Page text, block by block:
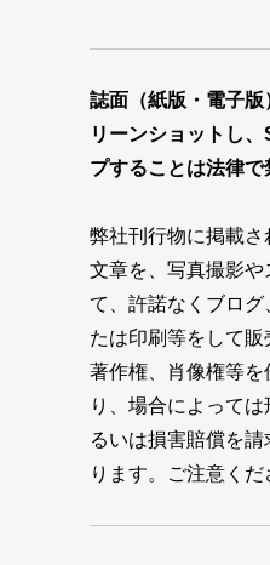
誌面（紙版・電子版
リーンショットし
プすることは法律で
弊社刊行物に掲載
文章を、写真撮影や
て、許諾なくブログ
たは印刷等をして
著作権、肖像権等
り、場合によって
るいは損害賠償を
ります。ご注意くだ